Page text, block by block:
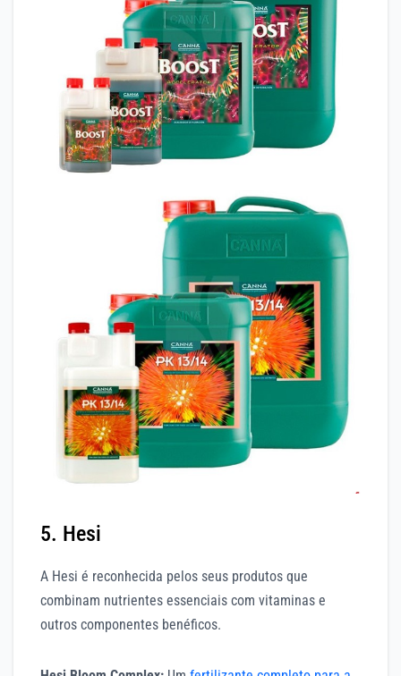
5. Hesi
A Hesi é reconhecida pelos seus produtos que
combinam nutrientes essenciais com vitaminas e
outros componentes benéficos.